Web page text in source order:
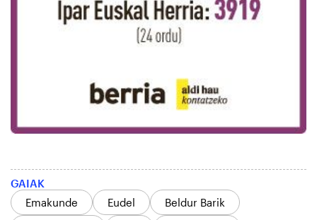
GAIAK
Emakunde
Eudel
Beldur Barik